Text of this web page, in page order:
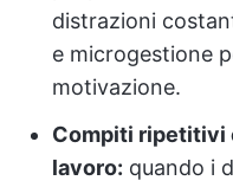
distrazioni
e microgestione
motivazione.
Compiti ripetitivi
lavoro: quando i